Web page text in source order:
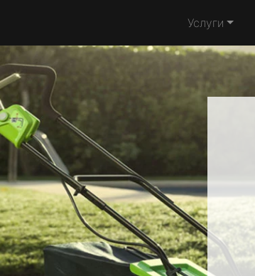
Услуги